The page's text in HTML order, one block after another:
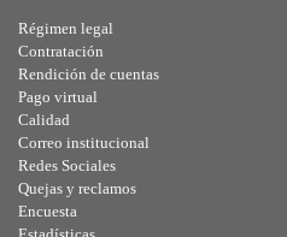
Régimen legal
Contratación
Rendición de cuentas
Pago virtual
Calidad
Correo institucional
Redes Sociales
Quejas y reclamos
Encuesta